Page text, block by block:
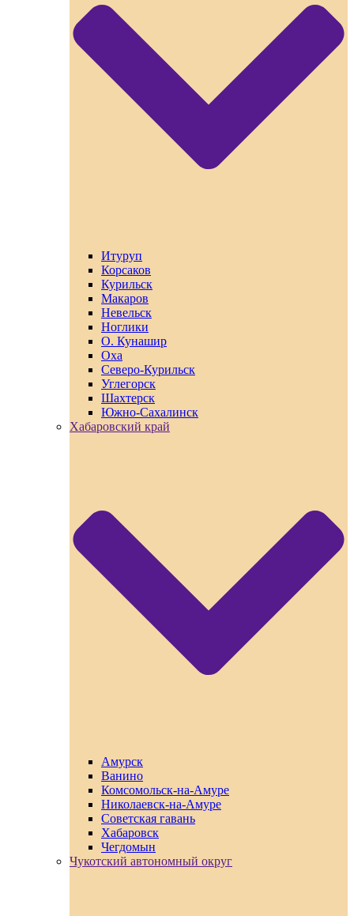
Итуруп
Корсаков
Курильск
Макаров
Невельск
Ноглики
О. Кунашир
Оха
Северо-Курильск
Углегорск
Шахтерск
Южно-Сахалинск
Хабаровский край
Амурск
Ванино
Комсомольск-на-Амуре
Николаевск-на-Амуре
Советская гавань
Хабаровск
Чегдомын
Чукотский автономный округ